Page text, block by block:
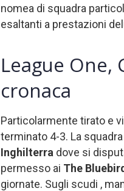
nomea di squadra
esaltanti a prestazioni
League One,
cronaca
Particolarmente tirato e
terminato 4-3. La
Inghilterra dove si
permesso ai The
giornate. Sugli scudi ,